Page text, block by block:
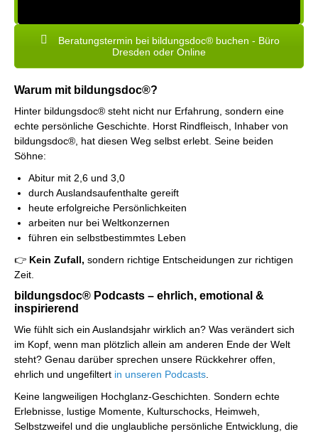
Beratungstermin bei bildungsdoc® buchen - Büro
Dresden oder Online
Warum mit bildungsdoc®?
Hinter bildungsdoc® steht nicht nur Erfahrung, sondern eine
echte persönliche Geschichte. Horst Rindfleisch, Inhaber von
bildungsdoc®, hat diesen Weg selbst erlebt. Seine beiden
Söhne:
Abitur mit 2,6 und 3,0
durch Auslandsaufenthalte gereift
heute erfolgreiche Persönlichkeiten
arbeiten nur bei Weltkonzernen
führen ein selbstbestimmtes Leben
👉 Kein Zufall, sondern richtige Entscheidungen zur richtigen
Zeit.
bildungsdoc® Podcasts – ehrlich, emotional &
inspirierend
Wie fühlt sich ein Auslandsjahr wirklich an? Was verändert sich
im Kopf, wenn man plötzlich allein am anderen Ende der Welt
steht? Genau darüber sprechen unsere Rückkehrer offen,
ehrlich und ungefiltert in unseren Podcasts
Keine langweiligen Hochglanz-Geschichten. Sondern echte
Erlebnisse, lustige Momente, Kulturschocks, Heimweh,
Selbstzweifel und die unglaubliche persönliche Entwicklung, die